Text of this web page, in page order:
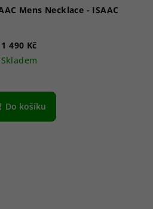
Mens Necklace - ISAAC
1 490 Kč
Skladem
Do košíku